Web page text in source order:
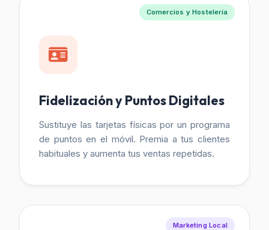
Comercios y Hostelería
Fidelización y Puntos Digitales
Sustituye las tarjetas físicas por un programa
de puntos en el móvil. Premia a tus clientes
habituales y aumenta tus ventas repetidas.
Marketing Local